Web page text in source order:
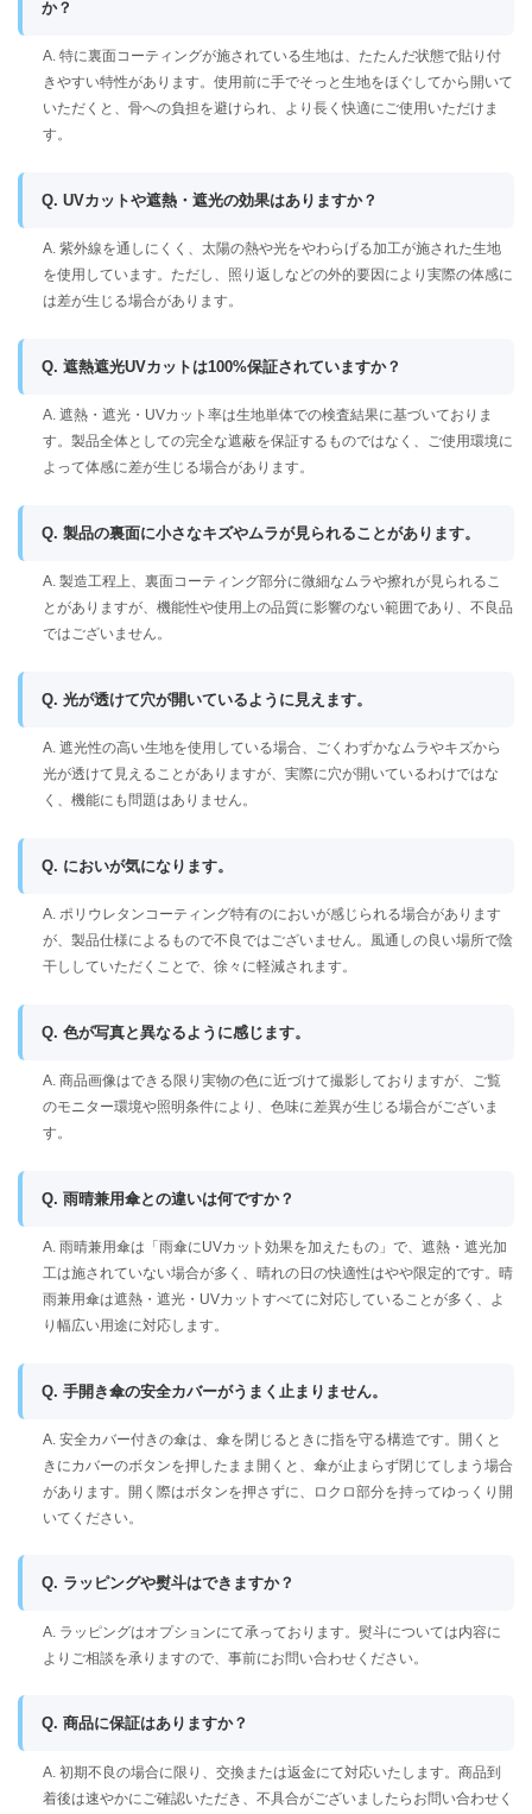
か？
A. 特に裏面コーティングが施されている生地は、たたんだ状態で貼り付
きやすい特性があります。使用前に手でそっと生地をほぐしてから開いて
いただくと、骨への負担を避けられ、より長く快適にご使用いただけま
す。
Q. UVカットや遮熱・遮光の効果はありますか？
A. 紫外線を通しにくく、太陽の熱や光をやわらげる加工が施された生地
を使用しています。ただし、照り返しなどの外的要因により実際の体感に
は差が生じる場合があります。
Q. 遮熱遮光UVカットは100%保証されていますか？
A. 遮熱・遮光・UVカット率は生地単体での検査結果に基づいておりま
す。製品全体としての完全な遮蔽を保証するものではなく、ご使用環境に
よって体感に差が生じる場合があります。
Q. 製品の裏面に小さなキズやムラが見られることがあります。
A. 製造工程上、裏面コーティング部分に微細なムラや擦れが見られるこ
とがありますが、機能性や使用上の品質に影響のない範囲であり、不良品
ではございません。
Q. 光が透けて穴が開いているように見えます。
A. 遮光性の高い生地を使用している場合、ごくわずかなムラやキズから
光が透けて見えることがありますが、実際に穴が開いているわけではな
く、機能にも問題はありません。
Q. においが気になります。
A. ポリウレタンコーティング特有のにおいが感じられる場合があります
が、製品仕様によるもので不良ではございません。風通しの良い場所で陰
干ししていただくことで、徐々に軽減されます。
Q. 色が写真と異なるように感じます。
A. 商品画像はできる限り実物の色に近づけて撮影しておりますが、ご覧
のモニター環境や照明条件により、色味に差異が生じる場合がございま
す。
Q. 雨晴兼用傘との違いは何ですか？
A. 雨晴兼用傘は「雨傘にUVカット効果を加えたもの」で、遮熱・遮光加
工は施されていない場合が多く、晴れの日の快適性はやや限定的です。晴
雨兼用傘は遮熱・遮光・UVカットすべてに対応していることが多く、よ
り幅広い用途に対応します。
Q. 手開き傘の安全カバーがうまく止まりません。
A. 安全カバー付きの傘は、傘を閉じるときに指を守る構造です。開くと
きにカバーのボタンを押したまま開くと、傘が止まらず閉じてしまう場合
があります。開く際はボタンを押さずに、ロクロ部分を持ってゆっくり開
いてください。
Q. ラッピングや熨斗はできますか？
A. ラッピングはオプションにて承っております。熨斗については内容に
よりご相談を承りますので、事前にお問い合わせください。
Q. 商品に保証はありますか？
A. 初期不良の場合に限り、交換または返金にて対応いたします。商品到
着後は速やかにご確認いただき、不具合がございましたらお問い合わせく